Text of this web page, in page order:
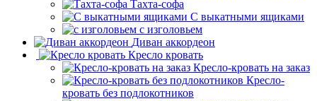
Тахта-софа
С выкатными ящиками
с изголовьем
Диван аккордеон
Кресло кровать
Кресло-кровать на заказ
Кресло-
кровать без подлокотников